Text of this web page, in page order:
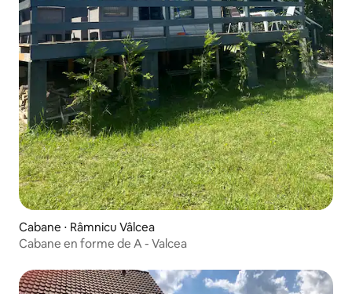
Cabane ⋅ Râmnicu Vâlcea
Cabane en forme de A - Valcea